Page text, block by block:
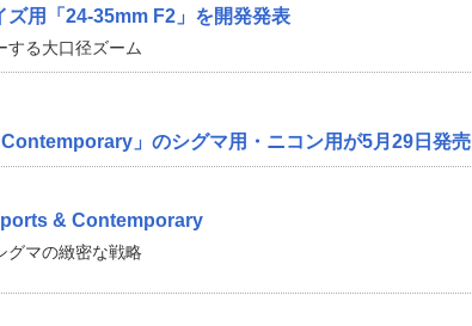
ズ用「24-35mm F2」を開発発表
する大口径ズーム
Contemporary」のシグマ用・ニコン用が5月29日発売
& Contemporary
グマの緻密な戦略